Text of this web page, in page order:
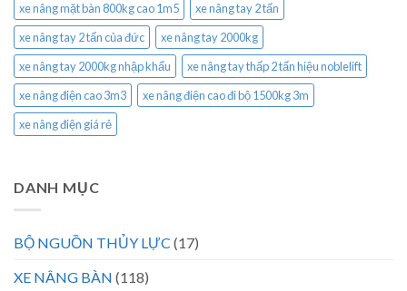
xe nâng mặt bàn 800kg cao 1m5
xe nâng tay 2 tấn
xe nâng tay 2 tấn của đức
xe nâng tay 2000kg
xe nâng tay 2000kg nhập khẩu
xe nâng tay thấp 2 tấn hiệu noblelift
xe nâng điện cao 3m3
xe nâng điện cao đi bộ 1500kg 3m
xe nâng điện giá rẻ
DANH MỤC
BỘ NGUỒN THỦY LỰC (17)
XE NÂNG BÀN (118)